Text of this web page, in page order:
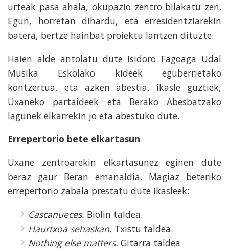
urteak pasa ahala, okupazio zentro bilakatu zen.
Egun, horretan dihardu, eta erresidentziarekin
batera, bertze hainbat proiektu lantzen dituzte.
Haien alde antolatu dute Isidoro Fagoaga Udal
Musika Eskolako kideek eguberrietako
kontzertua, eta azken abestia, ikasle guztiek,
Uxaneko partaideek eta Berako Abesbatzako
lagunek elkarrekin jo eta abestuko dute.
Errepertorio bete elkartasun
Uxane zentroarekin elkartasunez eginen dute
beraz gaur Beran emanaldia. Magiaz beteriko
errepertorio zabala prestatu dute ikasleek:
Cascanueces. Biolin taldea.
Haurtxoa sehaskan. Txistu taldea.
Nothing else matters. Gitarra taldea